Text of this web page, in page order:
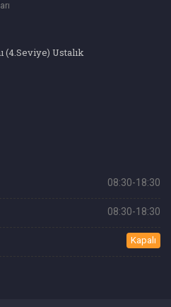
(4.Seviye) Ustalık
08:30-18:30
08:30-18:30
Kapalı